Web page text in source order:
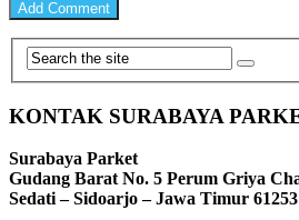
KONTAK SURABAYA
Surabaya Parket
Gudang Barat No. 5 Perum Griya
Sedati – Sidoarjo – Jawa Timur 61253